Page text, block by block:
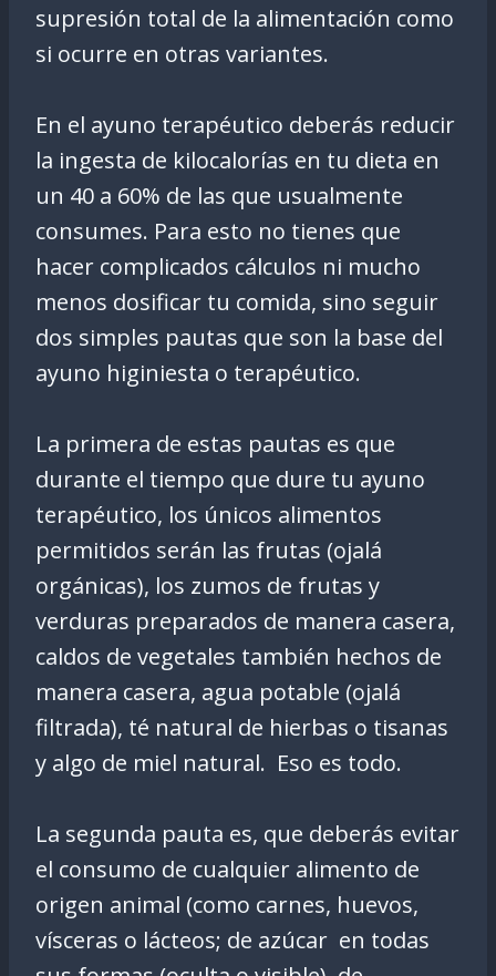
supresión total de la alimentación como
si ocurre en otras variantes.
En el ayuno terapéutico deberás reducir
la ingesta de kilocalorías en tu dieta en
un 40 a 60% de las que usualmente
consumes. Para esto no tienes que
hacer complicados cálculos ni mucho
menos dosificar tu comida, sino seguir
dos simples pautas que son la base del
ayuno higiniesta o terapéutico.
La primera de estas pautas es que
durante el tiempo que dure tu ayuno
terapéutico, los únicos alimentos
permitidos serán las frutas (ojalá
orgánicas), los zumos de frutas y
verduras preparados de manera casera,
caldos de vegetales también hechos de
manera casera, agua potable (ojalá
filtrada), té natural de hierbas o tisanas
y algo de miel natural. Eso es todo.
La segunda pauta es, que deberás evitar
el consumo de cualquier alimento de
origen animal (como carnes, huevos,
vísceras o lácteos; de azúcar en todas